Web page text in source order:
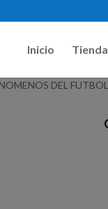
Inicio Tienda
DEL FUTBOL